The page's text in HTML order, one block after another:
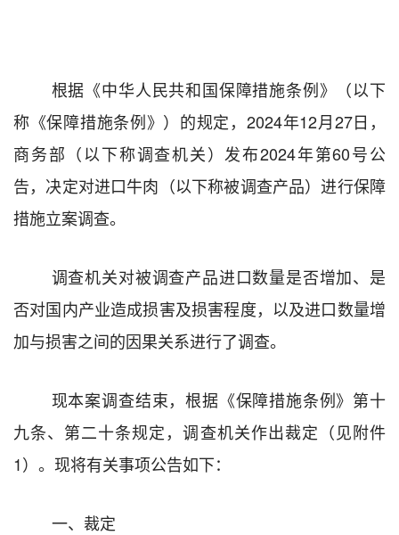
根据《中华人民共和国保障措施条例》（以下
称《保障措施条例》）的规定， 2024年12月27日，
商务部（以下称调查机关）发布2024年第60号公
告，决定对进口牛肉（以下称被调查产品）进行保障
措施立案调查。
调查机关对被调查产品进口数量是否增加、是
否对国内产业造成损害及损害程度，以及进口数量增
加与损害之间的因果关系进行了调查。
现本案调查结束，根据《保障措施条例》第十
九条、第二十条规定，调查机关作出裁定（见附件
1）。现将有关事项公告如下：
一、裁定